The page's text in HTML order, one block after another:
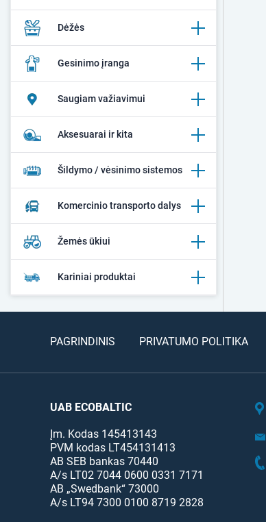
Dėžės
Gesinimo įranga
Saugiam važiavimui
Aksesuarai ir kita
Šildymo / vėsinimo sistemos
Komercinio transporto dalys
Žemės ūkiui
Kariniai produktai
PAGRINDINIS PRIVATUMO POLITIKA
UAB ECOBALTIC
Įm. Kodas 145413143
PVM kodas LT454131413
AB SEB bankas 70440
A/s LT02 7044 0600 0331 7171
AB „Swedbank“ 73000
A/s LT94 7300 0100 8719 2828